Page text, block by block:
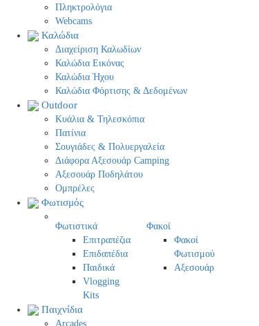
Πληκτρολόγια
Webcams
Καλώδια
Διαχείριση Καλωδίων
Καλώδια Εικόνας
Καλώδια Ήχου
Καλώδια Φόρτισης & Δεδομένων
Outdoor
Κυάλια & Τηλεσκόπια
Πατίνια
Σουγιάδες & Πολυεργαλεία
Διάφορα Αξεσουάρ Camping
Αξεσουάρ Ποδηλάτου
Ομπρέλες
Φωτισμός
Φωτιστικά
Επιτραπέζια
Επιδαπέδια
Παιδικά
Vlogging
Kits
Φακοί
Φακοί
Φωτισμού
Αξεσουάρ
Παιχνίδια
Arcades